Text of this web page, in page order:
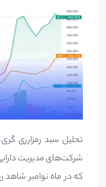
شرکت‌های مدیریت